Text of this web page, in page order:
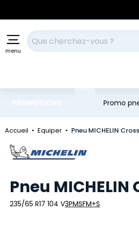
menu
Votre recherche
Promo
Accueil Equiper Pneu MICHELIN
Marque
Pneu
235/65 R17 104 V3PMSFM+S